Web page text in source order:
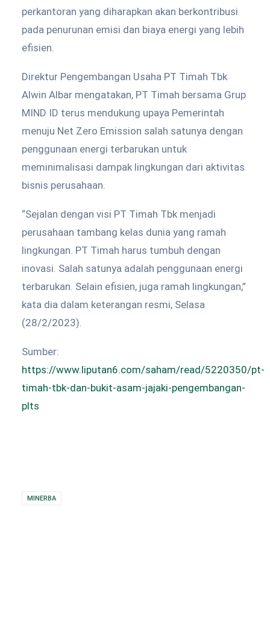
perkantoran yang diharapkan akan berkontribusi
pada penurunan emisi dan biaya energi yang lebih
efisien.
Direktur Pengembangan Usaha PT Timah Tbk
Alwin Albar mengatakan, PT Timah bersama Grup
MIND ID terus mendukung upaya Pemerintah
menuju Net Zero Emission salah satunya dengan
penggunaan energi terbarukan untuk
meminimalisasi dampak lingkungan dari aktivitas
bisnis perusahaan.
“Sejalan dengan visi PT Timah Tbk menjadi
perusahaan tambang kelas dunia yang ramah
lingkungan. PT Timah harus tumbuh dengan
inovasi. Salah satunya adalah penggunaan energi
terbarukan. Selain efisien, juga ramah lingkungan,”
kata dia dalam keterangan resmi, Selasa
(28/2/2023).
Sumber:
https://www.liputan6.com/saham/read/5220350/pt-
timah-tbk-dan-bukit-asam-jajaki-pengembangan-
plts
MINERBA